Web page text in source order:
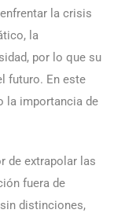
la crisis
la
por lo que su
futuro. En este
la importancia de
de extrapolar las
fuera de
distinciones,